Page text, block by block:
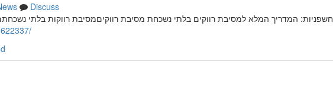
Discuss
חשפניות: המדריך המלא למסיבת רווקים בלתי נשכחת מסיבת רווקיםמסיבת רווקות בלתי